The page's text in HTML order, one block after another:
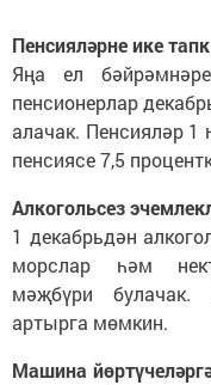
Пенсияләрне ике
Яңа ел
пенсионерлар
алачак. Пенсияләр 1
пенсиясе 7,5
Алкогольсез
1 декабрьдән
морслар һәм
мәҗбүри
артырга мөмкин.
Машина